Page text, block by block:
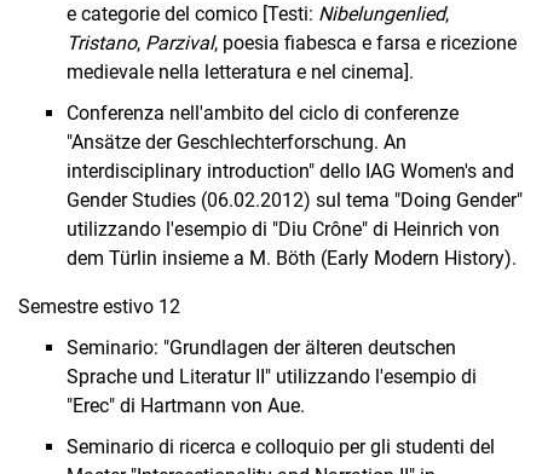
e categorie del comico [Testi: Nibelungenlied,
Tristano, Parzival, poesia fiabesca e farsa e ricezione
medievale nella letteratura e nel cinema].
Conferenza nell'ambito del ciclo di conferenze
"Ansätze der Geschlechterforschung. An
interdisciplinary introduction" dello IAG Women's and
Gender Studies (06.02.2012) sul tema "Doing Gender"
utilizzando l'esempio di "Diu Crône" di Heinrich von
dem Türlin insieme a M. Böth (Early Modern History).
Semestre estivo 12
Seminario: "Grundlagen der älteren deutschen
Sprache und Literatur II" utilizzando l'esempio di
"Erec" di Hartmann von Aue.
Seminario di ricerca e colloquio per gli studenti del